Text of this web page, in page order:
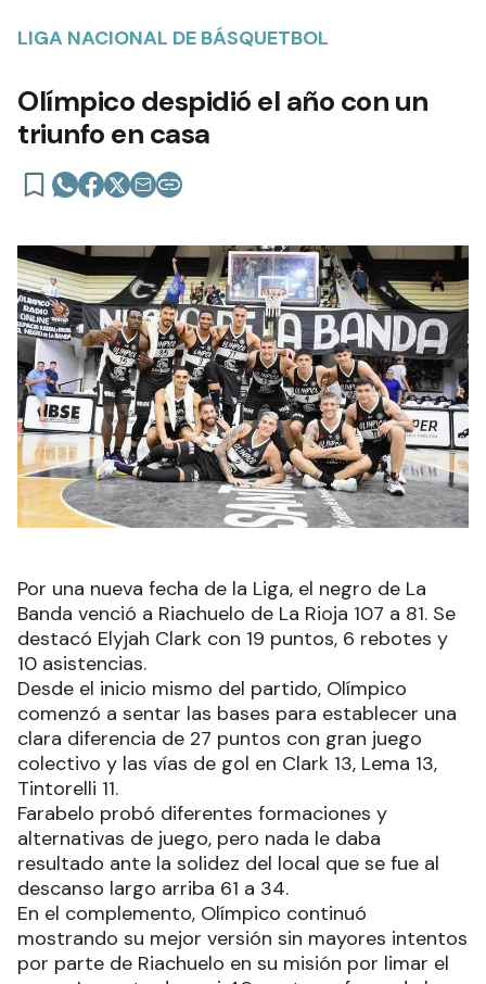
LIGA NACIONAL DE BÁSQUETBOL
Olímpico despidió el año con un
triunfo en casa
Por una nueva fecha de la Liga, el negro de La
Banda venció a Riachuelo de La Rioja 107 a 81. Se
destacó Elyjah Clark con 19 puntos, 6 rebotes y
10 asistencias.
Desde el inicio mismo del partido, Olímpico
comenzó a sentar las bases para establecer una
clara diferencia de 27 puntos con gran juego
colectivo y las vías de gol en Clark 13, Lema 13,
Tintorelli 11.
Farabelo probó diferentes formaciones y
alternativas de juego, pero nada le daba
resultado ante la solidez del local que se fue al
descanso largo arriba 61 a 34.
En el complemento, Olímpico continuó
mostrando su mejor versión sin mayores intentos
por parte de Riachuelo en su misión por limar el